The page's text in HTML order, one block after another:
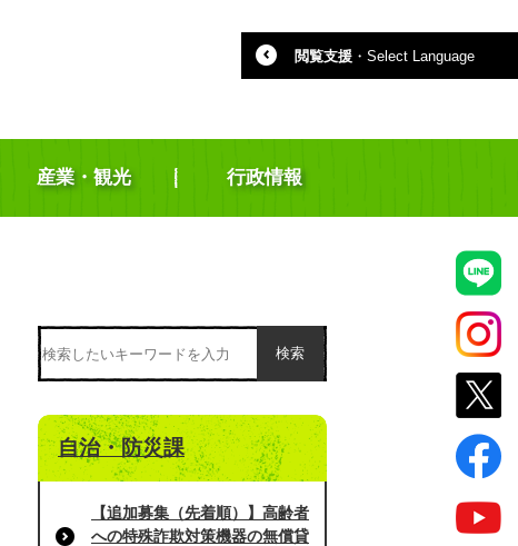
閲覧支援 ・ Select Language
産業・観光 行政情報
検索
自治・防災課
【追加募集（先着順）】高齢者
への特殊詐欺対策機器の無償貸